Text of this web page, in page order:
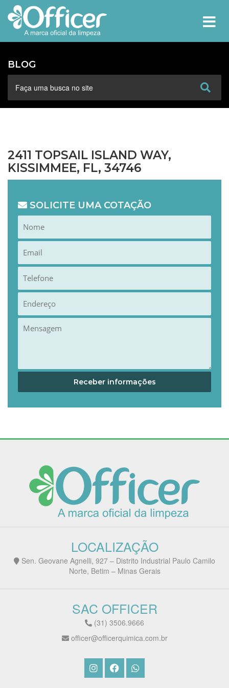
BLOG
2411 TOPSAIL ISLAND WAY,
KISSIMMEE, FL, 34746
SOLICITE UMA COTAÇÃO
LOCALIZAÇÃO
Sen. Geovane Agnelli, 927 – Distrito Industrial Paulo Camilo
Norte, Betim – Minas Gerais
SAC OFFICER
(31) 3506.9666
officer@officerquimica.com.br